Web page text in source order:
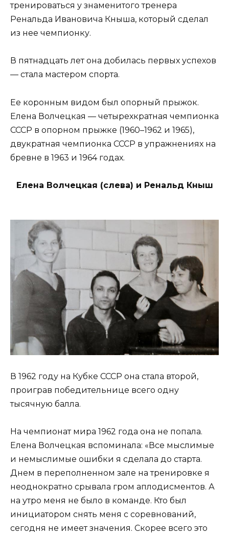
тренироваться у знаменитого тренера
Ренальда Ивановича Кныша, который сделал
из нее чемпионку.
В пятнадцать лет она добилась первых успехов
— стала мастером спорта.
Ее коронным видом был опорный прыжок.
Елена Волчецкая — четырехкратная чемпионка
СССР в опорном прыжке (1960–1962 и 1965),
двукратная чемпионка СССР в упражнениях на
бревне в 1963 и 1964 годах.
Елена Волчецкая (слева) и Ренальд Кныш
В 1962 году на Кубке СССР она стала второй,
проиграв победительнице всего одну
тысячную балла.
На чемпионат мира 1962 года она не попала.
Елена Волчецкая вспоминала: «Все мыслимые
и немыслимые ошибки я сделала до старта.
Днем в переполненном зале на тренировке я
неоднократно срывала гром аплодисментов. А
на утро меня не было в команде. Кто был
инициатором снять меня с соревнований,
сегодня не имеет значения. Скорее всего это